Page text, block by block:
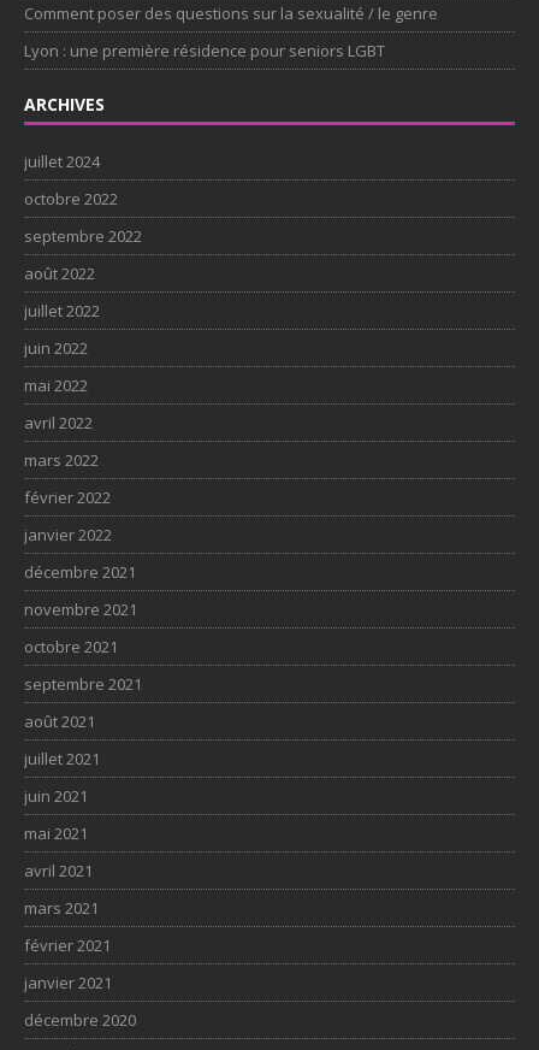
Comment poser des questions sur la sexualité / le genre
Lyon : une première résidence pour seniors LGBT
ARCHIVES
juillet 2024
octobre 2022
septembre 2022
août 2022
juillet 2022
juin 2022
mai 2022
avril 2022
mars 2022
février 2022
janvier 2022
décembre 2021
novembre 2021
octobre 2021
septembre 2021
août 2021
juillet 2021
juin 2021
mai 2021
avril 2021
mars 2021
février 2021
janvier 2021
décembre 2020